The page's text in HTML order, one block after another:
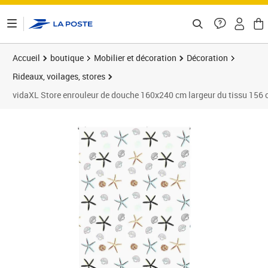
Accueil boutique Mobilier et décoration
Décoration
Rideaux, voilages, stores
vidaXL Store enrouleur de douche 160x240 cm largeur du tissu 156